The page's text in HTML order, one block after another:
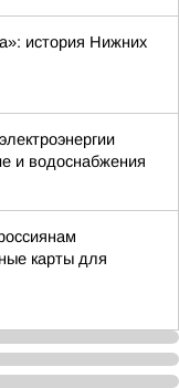
история Нижних
и водоснабжения
карты для